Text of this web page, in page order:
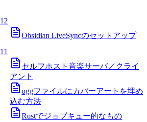
12
Obsidian LiveSyncのセットアップ
11
セルフホスト音楽サーバ／クライ
アント
oggファイルにカバーアートを埋め
込む方法
Rustでジョブキュー的なもの